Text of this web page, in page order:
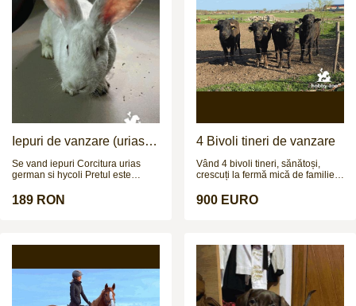
Iepuri de vanzare (urias
Se vand iepuri Corcitura urias
german si hycoli Pretul este
189 RON
4 Bivoli tineri de vanzare
Vând 4 bivoli tineri, sănătoși,
crescuți la fermă mică de familie.
vârsta de aproximativ 1.2 ani și
sănătate, potriviți pentru creștere,
prăsilă sau îngrășat. Prețul este
900 € bucata sau 3.999 € toți
patru. Se pot vedea la fața locului,
fără grabă. Se vând împreună sau
900 EURO